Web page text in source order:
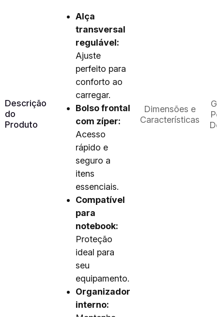
Descrição
do
Produto
Alça
transversal
regulável:
Ajuste
perfeito para
conforto ao
carregar.
Bolso frontal
com zíper:
Acesso
rápido e
seguro a
itens
essenciais.
Compatível
para
notebook:
Proteção
ideal para
seu
equipamento.
Organizador
interno:
Dimensões e
Características